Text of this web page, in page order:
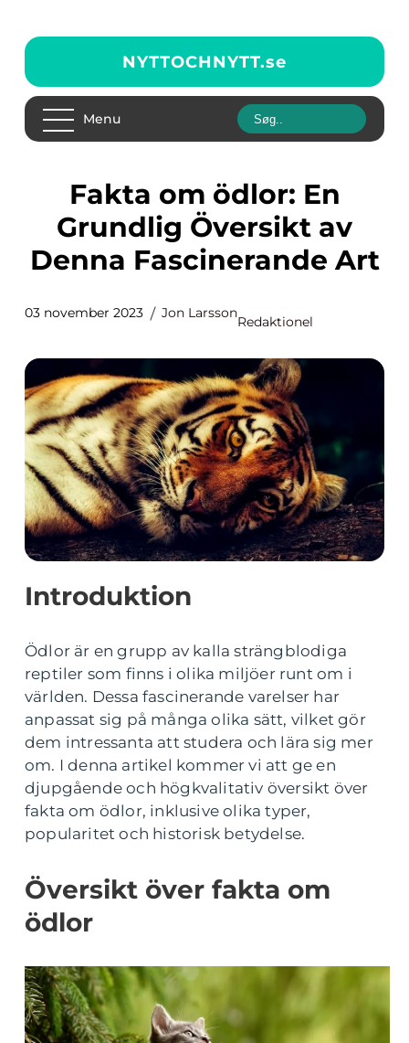
NYTTOCHNYTT.se
Menu
Fakta om ödlor: En
Grundlig Översikt av
Denna Fascinerande Art
03 november 2023 Jon Larsson
Redaktionel
Introduktion
Ödlor är en grupp av kalla strängblodiga
reptiler som finns i olika miljöer runt om i
världen. Dessa fascinerande varelser har
anpassat sig på många olika sätt, vilket gör
dem intressanta att studera och lära sig mer
om. I denna artikel kommer vi att ge en
djupgående och högkvalitativ översikt över
fakta om ödlor, inklusive olika typer,
popularitet och historisk betydelse.
Översikt över fakta om
ödlor